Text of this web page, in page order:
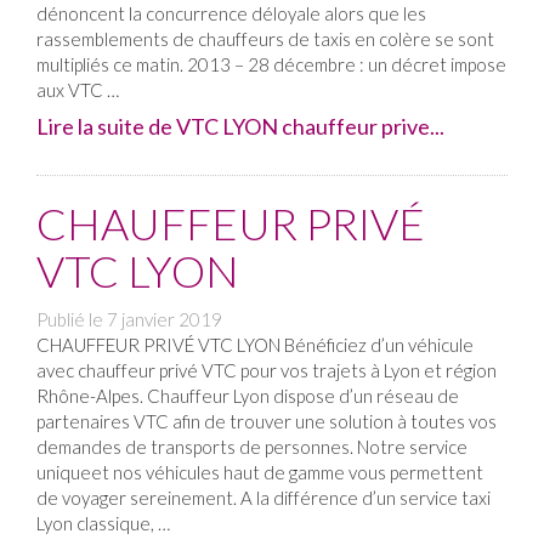
dénoncent la concurrence déloyale alors que les
rassemblements de chauffeurs de taxis en colère se sont
multipliés ce matin. 2013 – 28 décembre : un décret impose
aux VTC …
Lire la suite de VTC LYON chauffeur prive...
CHAUFFEUR PRIVÉ
VTC LYON
Publié le 7 janvier 2019
CHAUFFEUR PRIVÉ VTC LYON Bénéficiez d’un véhicule
avec chauffeur privé VTC pour vos trajets à Lyon et région
Rhône-Alpes. Chauffeur Lyon dispose d’un réseau de
partenaires VTC afin de trouver une solution à toutes vos
demandes de transports de personnes. Notre service
uniqueet nos véhicules haut de gamme vous permettent
de voyager sereinement. A la différence d’un service taxi
Lyon classique, …